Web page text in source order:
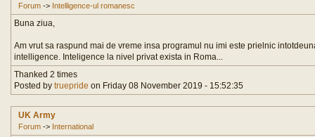
Forum -> Intelligence-ul romanesc
Buna ziua,
Am vrut sa raspund mai de vreme insa programul nu imi este prielnic
intelligence. Inteligence la nivel privat exista in Roma...
Thanked 2 times
Posted by truepride on Friday 08 November 2019 - 15:52:35
UK Army
Forum -> International